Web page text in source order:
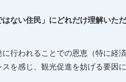
はない住民」にどれだけ理解い
行われることでの恩恵（特に
を感じ、観光促進を妨げる要因